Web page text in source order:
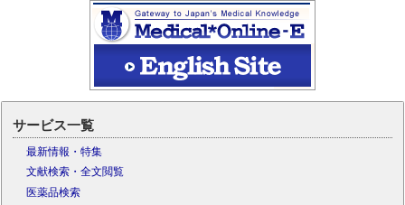
サービス一覧
最新情報・特集
文献検索・全文閲覧
医薬品検索